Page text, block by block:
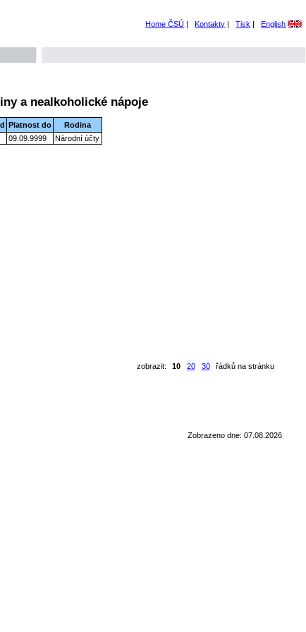
Home ČSÚ | Kontakty | Tisk | English
a nealkoholické nápoje
Platnost do
Rodina
09.09.9999 Národní účty
zobrazit:
10 20 30 řádků na stránku
Zobrazeno dne: 07.08.2026